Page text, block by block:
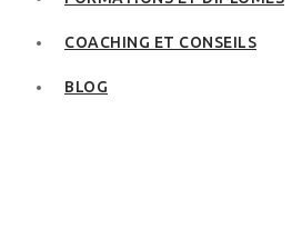
COACHING ET CONSEILS
BLOG